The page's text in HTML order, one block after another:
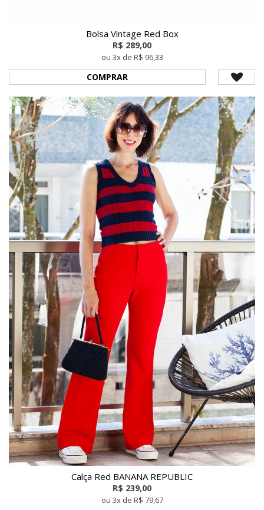
Bolsa Vintage Red Box
R$ 289,00
ou 3x de R$ 96,33
COMPRAR
Calça Red BANANA REPUBLIC
R$ 239,00
ou 3x de R$ 79,67